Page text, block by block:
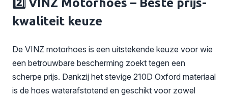
kwaliteit keuze
De VINZ motorhoes is een uitstekende keuze voor wie
een betrouwbare bescherming zoekt tegen een
scherpe prijs. Dankzij het stevige 210D Oxford materiaal
is de hoes waterafstotend en geschikt voor zowel